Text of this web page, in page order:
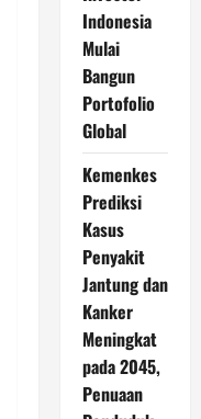
Indonesia
Mulai
Bangun
Portofolio
Global
Kemenkes
Prediksi
Kasus
Penyakit
Jantung dan
Kanker
Meningkat
pada 2045,
Penuaan